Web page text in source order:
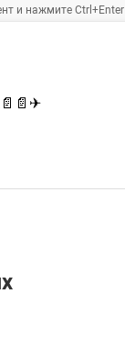
и нажмите Ctrl+Enter
📄 📄 ✈